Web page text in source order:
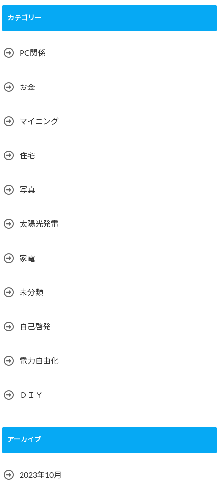
カテゴリー
PC関係
お金
マイニング
住宅
写真
太陽光発電
家電
未分類
自己啓発
電力自由化
ＤＩＹ
アーカイブ
2023年10月